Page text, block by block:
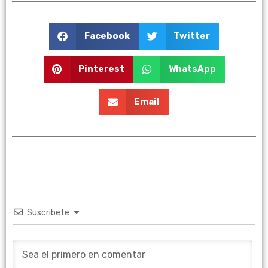
Facebook Twitter
Pinterest WhatsApp
Email
Suscribete